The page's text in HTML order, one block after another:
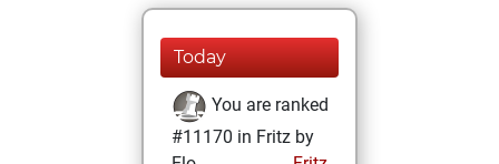
Today
You are ranked
#11170 in Fritz by